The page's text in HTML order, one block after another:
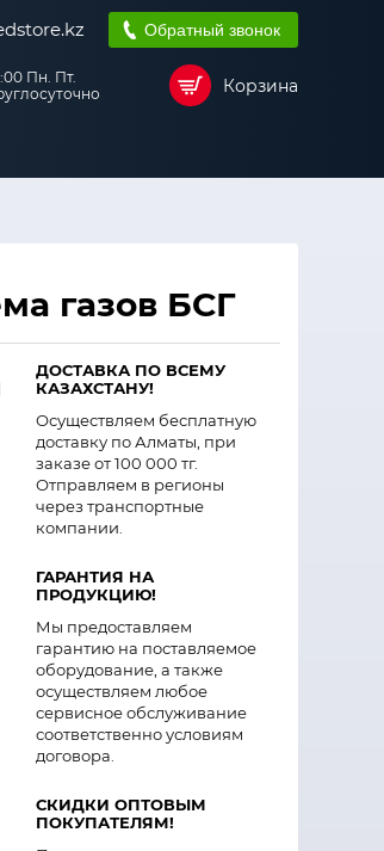
Обратный звонок
Пн. Пт.
Корзина
газов БСГ
ДОСТАВКА ПО ВСЕМУ
КАЗАХСТАНУ!
Осуществляем бесплатную
доставку по Алматы, при
заказе от 100 000 тг.
Отправляем в регионы
через транспортные
компании.
ГАРАНТИЯ НА
ПРОДУКЦИЮ!
Мы предоставляем
гарантию на поставляемое
оборудование, а также
осуществляем любое
сервисное обслуживание
соответственно условиям
договора.
СКИДКИ ОПТОВЫМ
ПОКУПАТЕЛЯМ!